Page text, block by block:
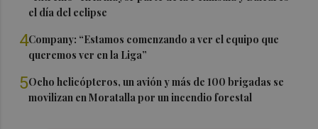
el día del eclipse
4Company: “Estamos comenzando a ver el equipo que
queremos ver en la Liga”
5Ocho helicópteros, un avión y más de 100 brigadas se
movilizan en Moratalla por un incendio forestal